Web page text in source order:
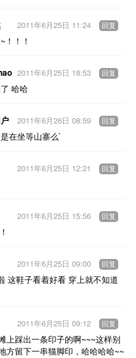
！！！
2011年6月25日 11:24 回复
哈哈
2011年6月25日 18:53 回复
在坐等山寨么`
2011年6月26日 08:59 回复
2011年6月25日 12:21 回复
2011年6月25日 15:56 回复
这鞋子看着好看 穿上就不知道
2011年6月25日 09:00 回复
上踩出一条印子的啊~~~这样别
方留下一串猫脚印，哈哈哈哈~~
2011年6月25日 09:12 回复